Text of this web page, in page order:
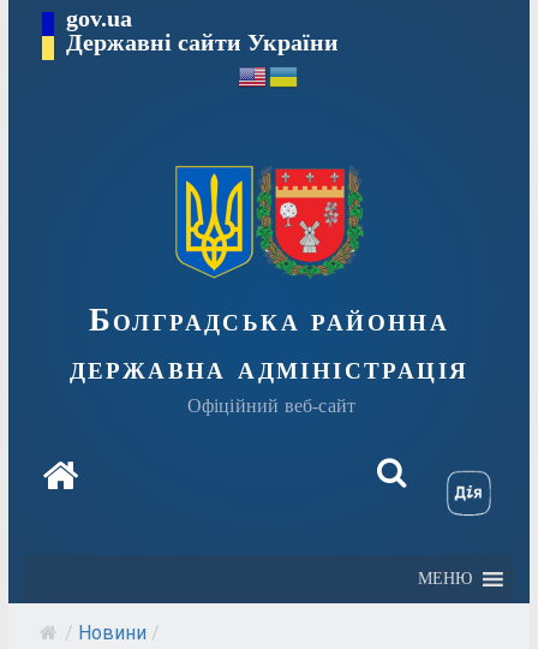
Перейтиgov.ua
Державні сайти України
Болградська районна
державна адміністрація
Офіційний веб-сайт
МЕНЮ
/ Новини /